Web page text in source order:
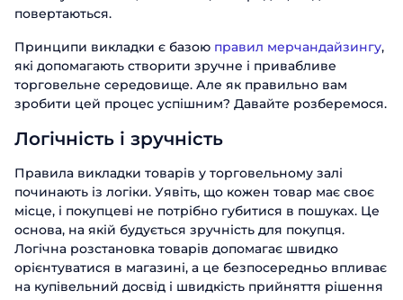
повертаються.
Принципи викладки є базою правил мерчандайзингу,
які допомагають створити зручне і привабливе
торговельне середовище. Але як правильно вам
зробити цей процес успішним? Давайте розберемося.
Логічність і зручність
Правила викладки товарів у торговельному залі
починають із логіки. Уявіть, що кожен товар має своє
місце, і покупцеві не потрібно губитися в пошуках. Це
основа, на якій будується зручність для покупця.
Логічна розстановка товарів допомагає швидко
орієнтуватися в магазині, а це безпосередньо впливає
на купівельний досвід і швидкість прийняття рішення